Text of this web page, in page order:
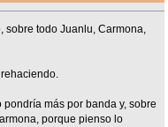
sobre todo Juanlu, Carmona,
más por banda y, sobre
porque pienso lo